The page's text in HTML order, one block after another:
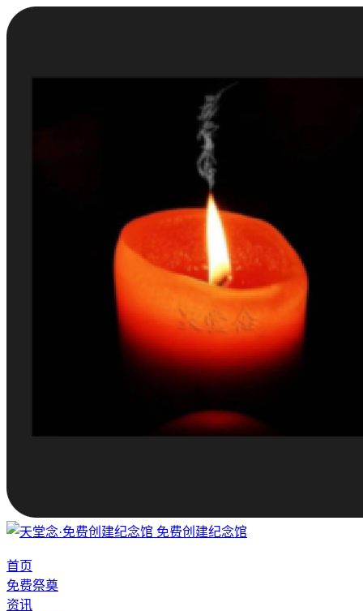
免费创建纪念馆
首页
免费祭奠
资讯